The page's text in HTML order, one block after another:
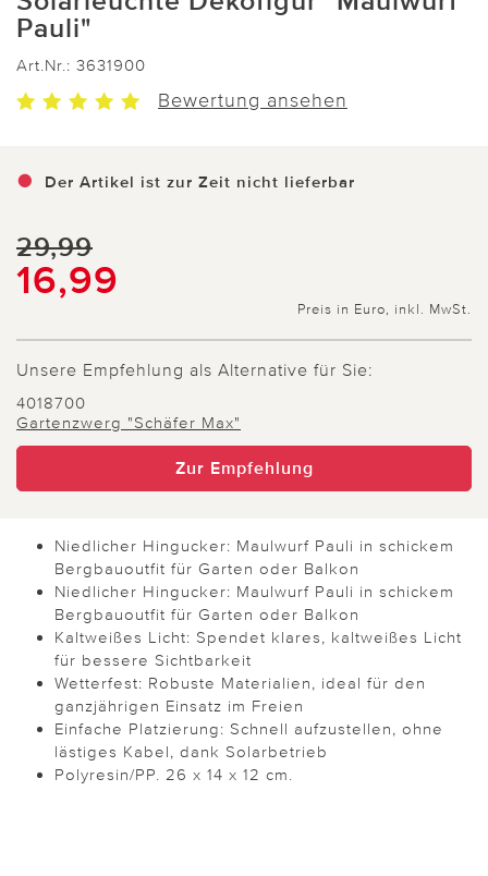
Pauli"
Art.Nr.: 3631900
Bewertung ansehen
Der Artikel ist zur Zeit nicht lieferbar
29,99
16,99
Preis in Euro, inkl. MwSt.
Unsere Empfehlung als Alternative für Sie:
4018700
Gartenzwerg "Schäfer Max"
Zur Empfehlung
Niedlicher Hingucker: Maulwurf Pauli in schickem
Bergbauoutfit für Garten oder Balkon
Niedlicher Hingucker: Maulwurf Pauli in schickem
Bergbauoutfit für Garten oder Balkon
Kaltweißes Licht: Spendet klares, kaltweißes Licht
für bessere Sichtbarkeit
Wetterfest: Robuste Materialien, ideal für den
ganzjährigen Einsatz im Freien
Einfache Platzierung: Schnell aufzustellen, ohne
lästiges Kabel, dank Solarbetrieb
Polyresin/PP. 26 x 14 x 12 cm.